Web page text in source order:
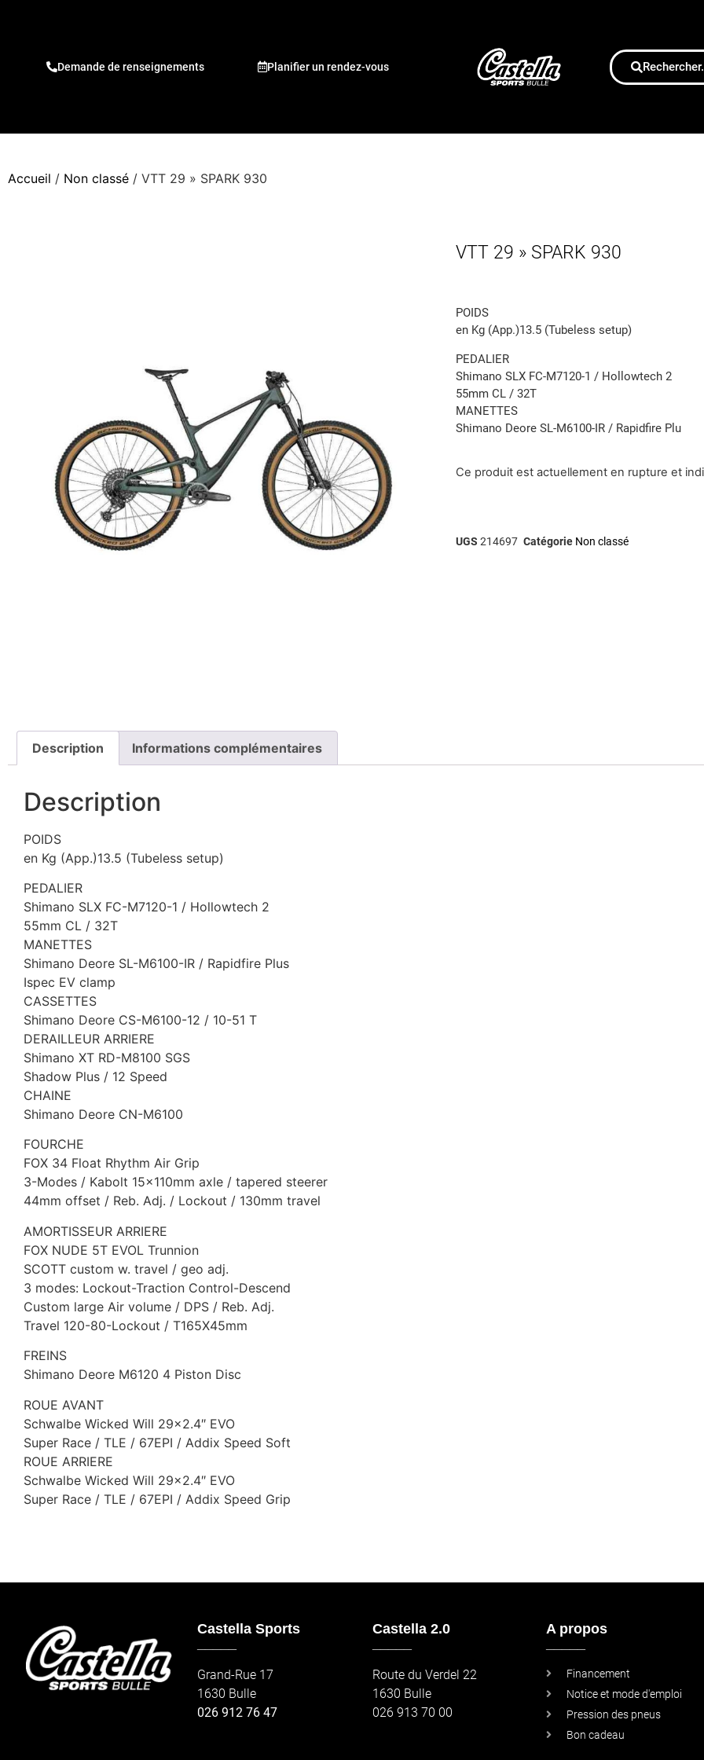
Demande de renseignements Planifier un rendez-vous
Accueil / Non classé / VTT 29 » SPARK 930
VTT 29 » SPARK 930
POIDS
en Kg (App.)13.5 (Tubeless setup)
PEDALIER
Shimano SLX FC-M7120-1 / Hollowtech 2
55mm CL / 32T
MANETTES
Shimano Deore SL-M6100-IR / Rapidfire Plu
Ce produit est actuellement en rupture et
UGS 214697 Catégorie Non classé
Description Informations complémentaires
Description
POIDS
en Kg (App.)13.5 (Tubeless setup)
PEDALIER
Shimano SLX FC-M7120-1 / Hollowtech 2
55mm CL / 32T
MANETTES
Shimano Deore SL-M6100-IR / Rapidfire Plus
Ispec EV clamp
CASSETTES
Shimano Deore CS-M6100-12 / 10-51 T
DERAILLEUR ARRIERE
Shimano XT RD-M8100 SGS
Shadow Plus / 12 Speed
CHAINE
Shimano Deore CN-M6100
FOURCHE
FOX 34 Float Rhythm Air Grip
3-Modes / Kabolt 15x110mm axle / tapered steerer
44mm offset / Reb. Adj. / Lockout / 130mm travel
AMORTISSEUR ARRIERE
FOX NUDE 5T EVOL Trunnion
SCOTT custom w. travel / geo adj.
3 modes: Lockout-Traction Control-Descend
Custom large Air volume / DPS / Reb. Adj.
Travel 120-80-Lockout / T165X45mm
FREINS
Shimano Deore M6120 4 Piston Disc
ROUE AVANT
Schwalbe Wicked Will 29×2.4″ EVO
Super Race / TLE / 67EPI / Addix Speed Soft
ROUE ARRIERE
Schwalbe Wicked Will 29×2.4″ EVO
Super Race / TLE / 67EPI / Addix Speed Grip
Castella Sports
Grand-Rue 17
1630 Bulle
026 912 76 47
Castella 2.0
Route du Verdel 22
1630 Bulle
026 913 70 00
A propos
Financement
Notice et mode d'emploi
Pression des pneus
Bon cadeau